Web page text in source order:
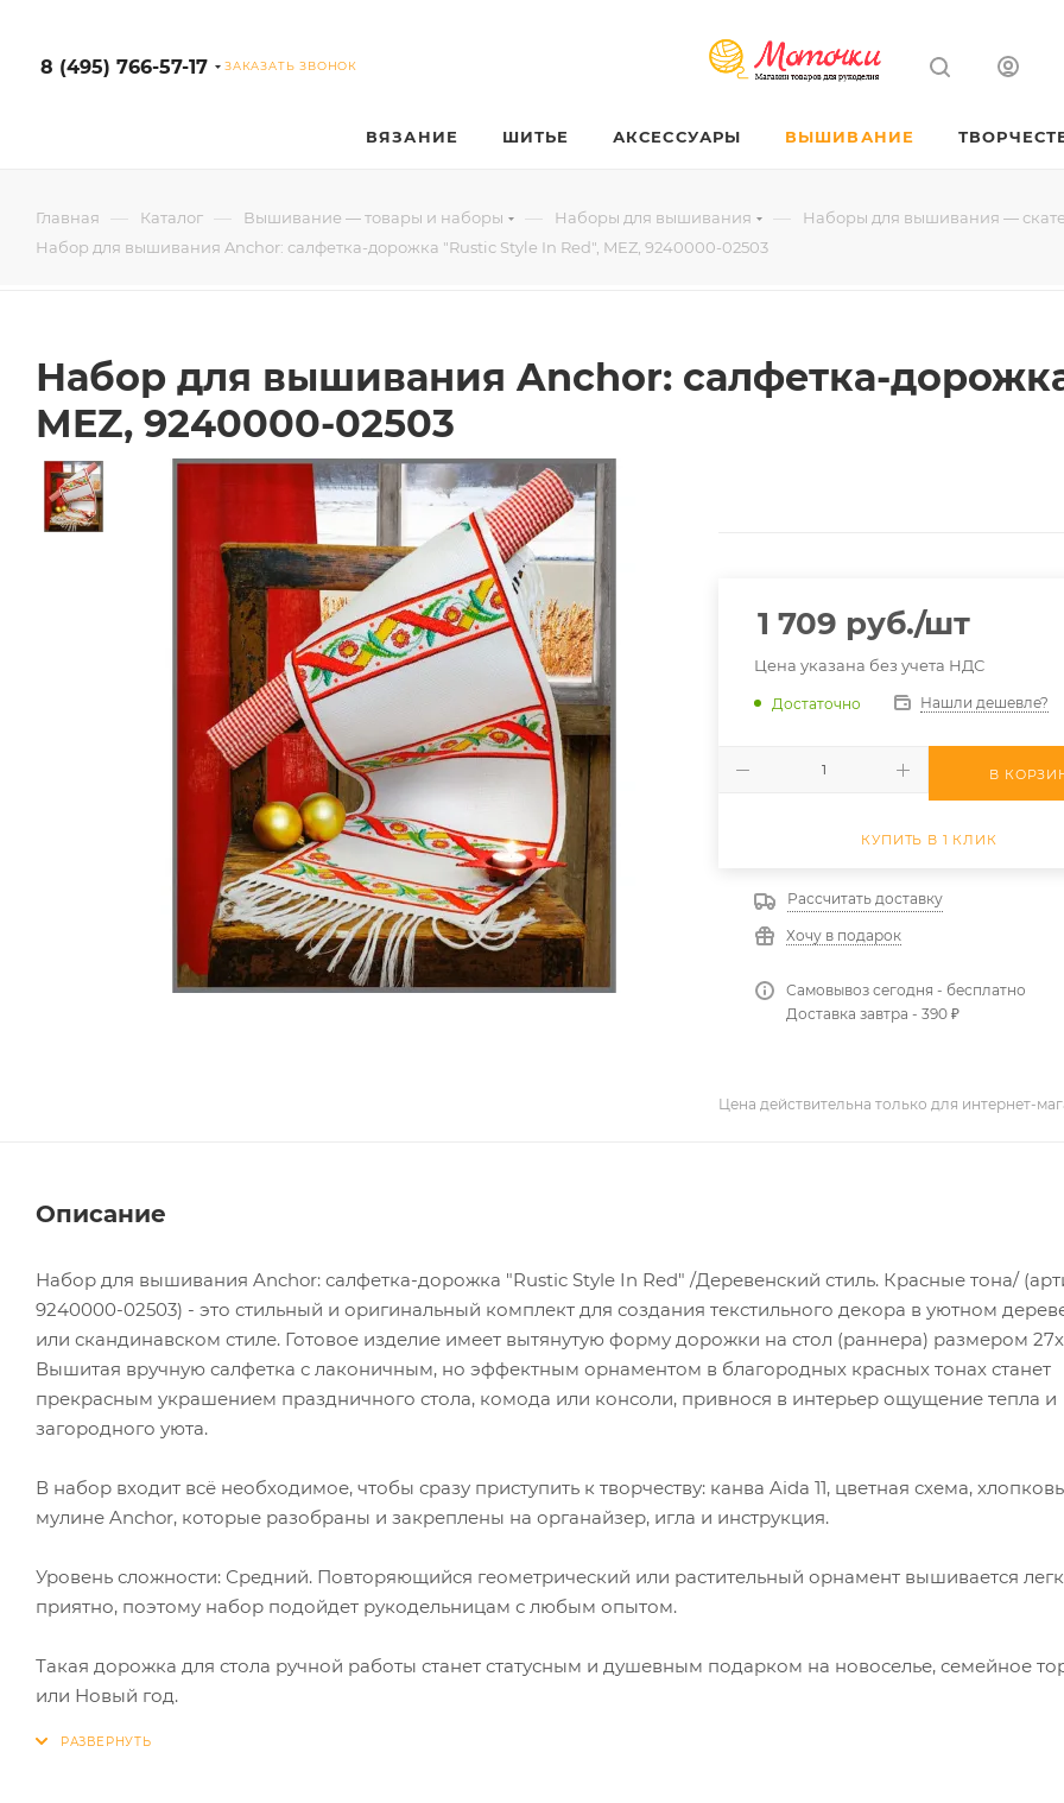
8 (495) 766-57-17 ЗАКАЗАТЬ ЗВОНОК
ВЯЗАНИЕ ШИТЬЕ АКСЕССУАРЫ ВЫШИВАНИЕ
Главная — Каталог — Вышивание — товары и наборы — Наборы для вышивания —
Наборы для вышивания —
Набор для вышивания Anchor: салфетка-дорожка "Rustic Style In Red", MEZ, 9240000-02503
Набор для вышивания Anchor: салфетка-
MEZ, 9240000-02503
1 709 руб./шт
Цена указана без учета НДС
Достаточно Нашли дешевле?
В
КУПИТЬ В 1 КЛИК
Рассчитать доставку
Хочу в подарок
Самовывоз сегодня - бесплатно
Доставка завтра - 390 ₽
Цена действительна только для интернет-
Описание
Набор для вышивания Anchor: салфетка-дорожка "Rustic Style In Red" /Деревенский стиль. Красные тона/
9240000-02503) - это стильный и оригинальный комплект для создания текстильного декора в уютном
или скандинавском стиле. Готовое изделие имеет вытянутую форму дорожки на стол (раннера) размером
Вышитая вручную салфетка с лаконичным, но эффектным орнаментом в благородных красных тонах станет
прекрасным украшением праздничного стола, комода или консоли, привнося в интерьер ощущение тепла и
загородного уюта.
В набор входит всё необходимое, чтобы сразу приступить к творчеству: канва Aida 11, цветная схема,
мулине Anchor, которые разобраны и закреплены на органайзер, игла и инструкция.
Уровень сложности: Средний. Повторяющийся геометрический или растительный орнамент вышивается
приятно, поэтому набор подойдет рукодельницам с любым опытом.
Такая дорожка для стола ручной работы станет статусным и душевным подарком на новоселье, семейное
или Новый год.